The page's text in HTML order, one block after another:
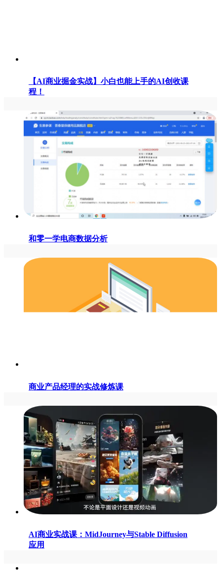
【AI商业掘金实战】小白也能上手的AI创收课
程！
和零一学电商数据分析
商业产品经理的实战修炼课
AI商业实战课：MidJourney与Stable Diffusion
应用